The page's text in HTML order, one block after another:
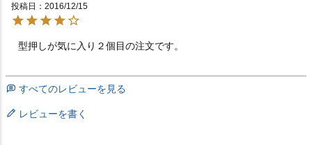
投稿日
2016/12/15
型押しが気に入り２個目の注文です。
すべてのレビューを見る
レビューを書く